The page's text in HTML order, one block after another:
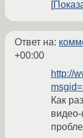
Ответ на:
+00:00
http://
Как